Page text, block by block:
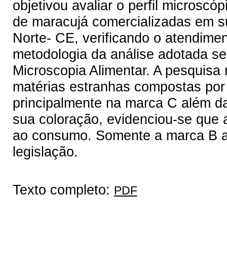
objetivou avaliar o perfil
de maracujá comercializadas em
Norte- CE, verificando o
metodologia da análise adotada
Microscopia Alimentar. A
matérias estranhas compostas
principalmente na marca C além
sua coloração, evidenciou-se que
ao consumo. Somente a marca B
legislação.
Texto completo: PDF